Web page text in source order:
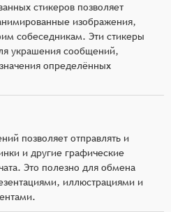
стикеров позволяет
изображения,
собеседникам. Эти стикеры
украшения сообщений,
определённых
позволяет отправлять и
и другие графические
Это полезно для обмена
иллюстрациями и